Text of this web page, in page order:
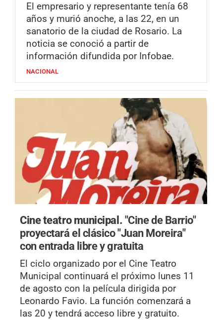
El empresario y representante tenía 68
años y murió anoche, a las 22, en un
sanatorio de la ciudad de Rosario. La
noticia se conoció a partir de
información difundida por Infobae.
NACIONAL
Cine teatro municipal. "Cine de Barrio"
proyectará el clásico "Juan Moreira"
con entrada libre y gratuita
El ciclo organizado por el Cine Teatro
Municipal continuará el próximo lunes 11
de agosto con la película dirigida por
Leonardo Favio. La función comenzará a
las 20 y tendrá acceso libre y gratuito.